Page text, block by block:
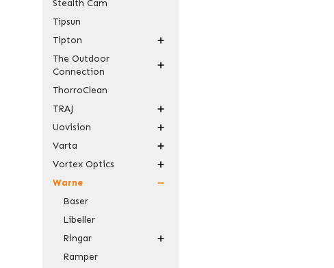
Stealth Cam
Tipsun
Tipton
The Outdoor
Connection
ThorroClean
TRAJ
Uovision
Varta
Vortex Optics
Warne
Baser
Libeller
Ringar
Ramper